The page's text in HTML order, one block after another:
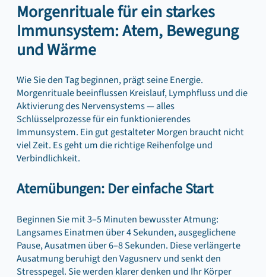
Morgenrituale für ein starkes
Immunsystem: Atem, Bewegung
und Wärme
Wie Sie den Tag beginnen, prägt seine Energie.
Morgenrituale beeinflussen Kreislauf, Lymphfluss und die
Aktivierung des Nervensystems — alles
Schlüsselprozesse für ein funktionierendes
Immunsystem. Ein gut gestalteter Morgen braucht nicht
viel Zeit. Es geht um die richtige Reihenfolge und
Verbindlichkeit.
Atemübungen: Der einfache Start
Beginnen Sie mit 3–5 Minuten bewusster Atmung:
Langsames Einatmen über 4 Sekunden, ausgeglichene
Pause, Ausatmen über 6–8 Sekunden. Diese verlängerte
Ausatmung beruhigt den Vagusnerv und senkt den
Stresspegel. Sie werden klarer denken und Ihr Körper